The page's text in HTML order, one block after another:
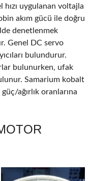
uygulanan voltajla
akım gücü ile doğru
denetlenmek
Genel DC servo
bulundurur.
bulunurken, ufak
Samarium kobalt
güç/ağırlık oranlarına